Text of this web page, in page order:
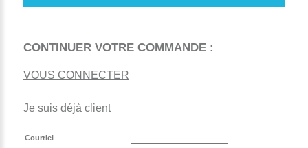
CONTINUER VOTRE COMMANDE :
VOUS CONNECTER
Je suis déjà client
Courriel